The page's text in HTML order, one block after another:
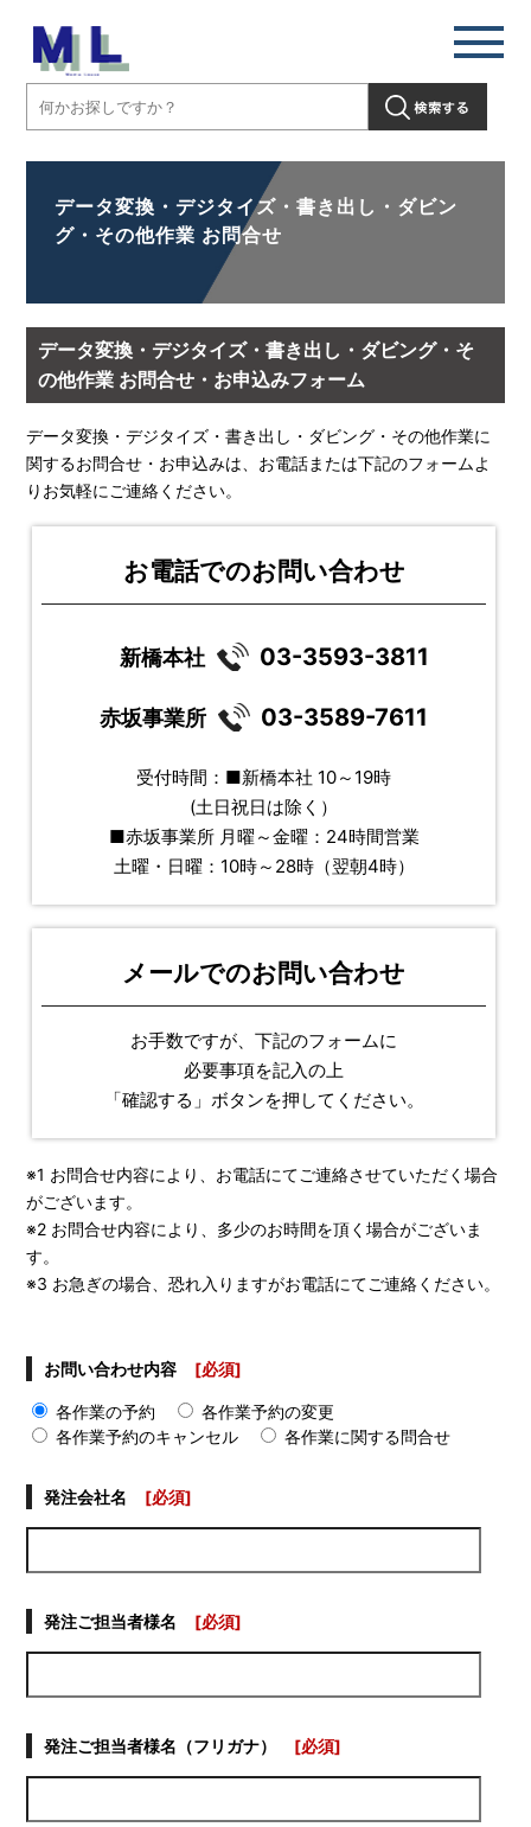
データ変換・デジタイズ・書き出し・ダビン
グ・その他作業 お問合せ
データ変換・デジタイズ・書き出し・ダビング・そ
の他作業 お問合せ・お申込みフォーム
データ変換・デジタイズ・書き出し・ダビング・その他作業に
関するお問合せ・お申込みは、お電話または下記のフォームよ
りお気軽にご連絡ください。
お電話でのお問い合わせ
新橋本社 03-3593-3811
赤坂事業所 03-3589-7611
受付時間：■新橋本社 10～19時
(土日祝日は除く）
■赤坂事業所 月曜～金曜：24時間営業
土曜・日曜：10時～28時（翌朝4時）
メールでのお問い合わせ
お手数ですが、下記のフォームに
必要事項を記入の上
「確認する」ボタンを押してください。
※1 お問合せ内容により、お電話にてご連絡させていただく場合
がございます。
※2 お問合せ内容により、多少のお時間を頂く場合がございま
す。
※3 お急ぎの場合、恐れ入りますがお電話にてご連絡ください。
お問い合わせ内容 [必須]
各作業の予約
各作業予約の変更
各作業予約のキャンセル
各作業に関する問合せ
発注会社名 [必須]
発注ご担当者様名 [必須]
発注ご担当者様名（フリガナ） [必須]